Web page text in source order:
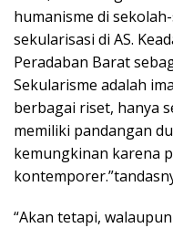
humanisme di
sekularisasi di AS.
Peradaban Barat
Sekularisme adalah
berbagai riset, hanya
memiliki pandangan
kemungkinan karena
“Akan tetapi,